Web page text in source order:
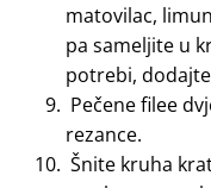
matovilac,
pa sameljite u
potrebi,
Pečene filee
rezance.
Šnite kruha